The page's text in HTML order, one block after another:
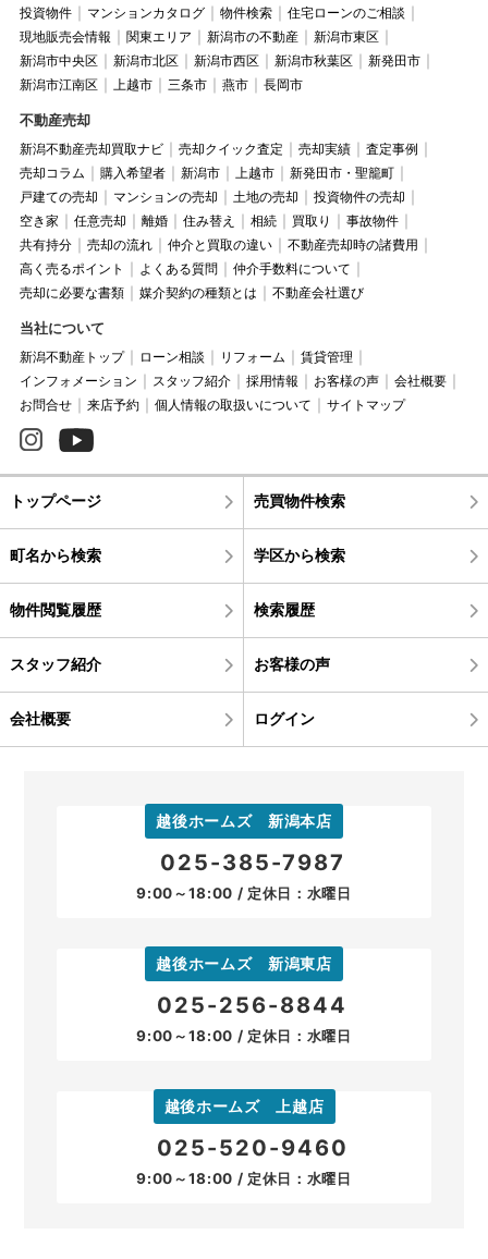
投資物件
マンションカタログ 物件検索
住宅ローンのご相談
現地販売会情報
関東エリア 新潟市の不動産
新潟市東区
新潟市中央区
新潟市北区 新潟市西区 新潟市秋葉区
新発田市
新潟市江南区
上越市 三条市 燕市 長岡市
不動産売却
新潟不動産売却買取ナビ 売却クイック査定 売却実績
査定事例
売却コラム
購入希望者 新潟市 上越市
新発田市・聖籠町
戸建ての売却
マンションの売却 土地の売却
投資物件の売却
空き家
任意売却 離婚 住み替え 相続 買取り
事故物件
共有持分
売却の流れ 仲介と買取の違い
不動産売却時の諸費用
高く売るポイント
よくある質問
仲介手数料について
売却に必要な書類
媒介契約の種類とは 不動産会社選び
当社について
新潟不動産トップ ローン相談 リフォーム
賃貸管理
インフォメーション
スタッフ紹介 採用情報 お客様の声
会社概要
お問合せ
来店予約 個人情報の取扱いについて サイトマップ
トップページ 売買物件検索
町名から検索 学区から検索
物件閲覧履歴 検索履歴
スタッフ紹介 お客様の声
会社概要 ログイン
越後ホームズ 新潟本店
025-385-7987
9:00～18:00 / 定休日：水曜日
越後ホームズ 新潟東店
025-256-8844
9:00～18:00 / 定休日：水曜日
越後ホームズ 上越店
025-520-9460
9:00～18:00 / 定休日：水曜日